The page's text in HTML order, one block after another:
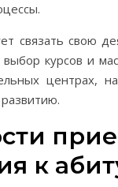
связать свою
курсов и
центрах,
к